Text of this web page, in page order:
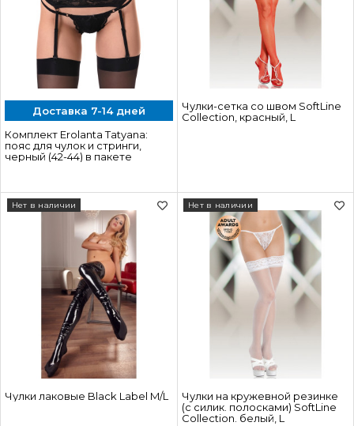
Доставка 7-14 дней
Комплект Erolanta Tatyana:
пояс для чулок и стринги,
черный (42-44) в пакете
Чулки-сетка со швом SoftLine
Collection, красный, L
Чулки лаковые Black Label M/L
Нет в наличии
Чулки на кружевной резинке
(с силик. полосками) SoftLine
Collection. белый, L
Нет в наличии